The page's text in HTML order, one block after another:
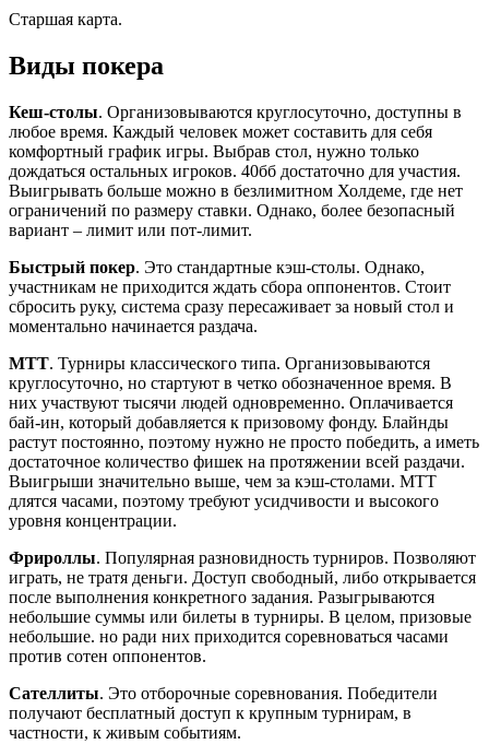
Старшая карта.
Виды покера
Кеш-столы. Организовываются круглосуточно, доступны в
любое время. Каждый человек может составить для себя
комфортный график игры. Выбрав стол, нужно только
дождаться остальных игроков. 40бб достаточно для участия.
Выигрывать больше можно в безлимитном Холдеме, где нет
ограничений по размеру ставки. Однако, более безопасный
вариант – лимит или пот-лимит.
Быстрый покер. Это стандартные кэш-столы. Однако,
участникам не приходится ждать сбора оппонентов. Стоит
сбросить руку, система сразу пересаживает за новый стол и
моментально начинается раздача.
МТТ. Турниры классического типа. Организовываются
круглосуточно, но стартуют в четко обозначенное время. В
них участвуют тысячи людей одновременно. Оплачивается
бай-ин, который добавляется к призовому фонду. Блайнды
растут постоянно, поэтому нужно не просто победить, а иметь
достаточное количество фишек на протяжении всей раздачи.
Выигрыши значительно выше, чем за кэш-столами. МТТ
длятся часами, поэтому требуют усидчивости и высокого
уровня концентрации.
Фрироллы. Популярная разновидность турниров. Позволяют
играть, не тратя деньги. Доступ свободный, либо открывается
после выполнения конкретного задания. Разыгрываются
небольшие суммы или билеты в турниры. В целом, призовые
небольшие. но ради них приходится соревноваться часами
против сотен оппонентов.
Сателлиты. Это отборочные соревнования. Победители
получают бесплатный доступ к крупным турнирам, в
частности, к живым событиям.